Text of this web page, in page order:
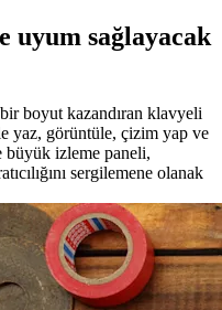
uyum sağlayacak
boyut kazandıran klavyeli
yaz, görüntüle, çizim yap ve
izleme paneli,
sergilemene olanak